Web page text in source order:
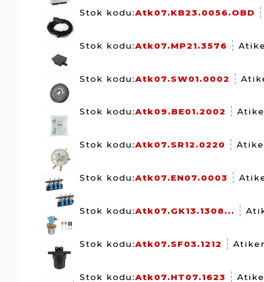
Stok kodu:Atk07.KB23.0056.OBD
Stok kodu:Atk07.MP21.3576
Stok kodu:Atk07.SW01.0002
Stok kodu:Atk09.BE01.2002
Stok kodu:Atk07.SR12.0220
Stok kodu:Atk07.EN07.0003
Stok kodu:Atk07.GK13.1308...
Stok kodu:Atk07.SF03.1212
Stok kodu:Atk07.HT07.1623